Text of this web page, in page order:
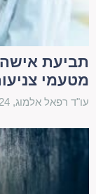
מתמשך, עזרת
טיפולים
זכאות
דרכים:
למעשה
הכוונה?
להוכיח
תביעת
מטעמי
עו"ד רפאל אלמוג, 10.09.2024